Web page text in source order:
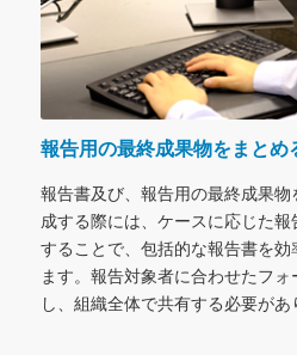
報告用の最終成果物をまとめ
報告書及び、報告用の最終成果
成する際には、ケースに応じた
することで、包括的な報告書を
ます。報告対象者に合わせたフ
し、組織全体で共有する必要があ